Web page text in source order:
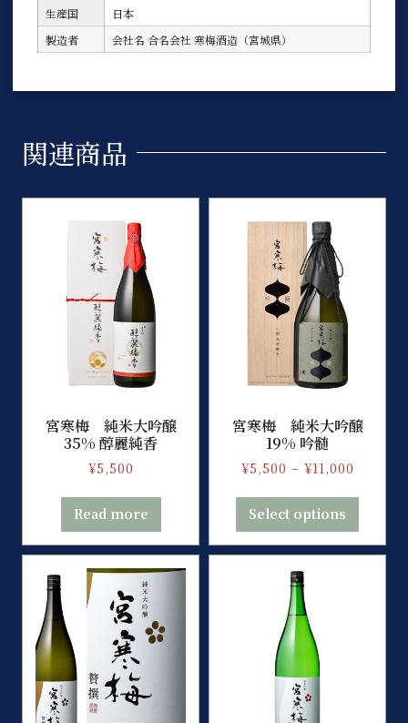
生産国
日本
製造者
会社名 合名会社 寒梅酒造（宮城県）
関連商品
宮寒梅 純米大吟醸
35% 醇麗純香
¥5,500
Read more
宮寒梅 純米大吟醸
19% 吟髄
¥5,500 – ¥11,000
Select options